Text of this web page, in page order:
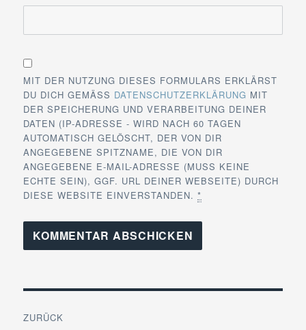
MIT DER NUTZUNG DIESES FORMULARS ERKLÄRST
DU DICH GEMÄSS DATENSCHUTZERKLÄRUNG MIT
DER SPEICHERUNG UND VERARBEITUNG DEINER
DATEN (IP-ADRESSE - WIRD NACH 60 TAGEN
AUTOMATISCH GELÖSCHT, DER VON DIR
ANGEGEBENE SPITZNAME, DIE VON DIR
ANGEGEBENE E-MAIL-ADRESSE (MUSS KEINE
ECHTE SEIN), GGF. URL DEINER WEBSEITE) DURCH
DIESE WEBSITE EINVERSTANDEN.*
ZURÜCK